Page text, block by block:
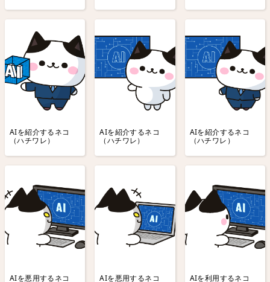
AIを紹介するネコ
（ハチワレ）
AIを紹介するネコ
（ハチワレ）
AIを紹介するネコ
（ハチワレ）
AIを悪用するネコ
AIを悪用するネコ
AIを利用するネコ